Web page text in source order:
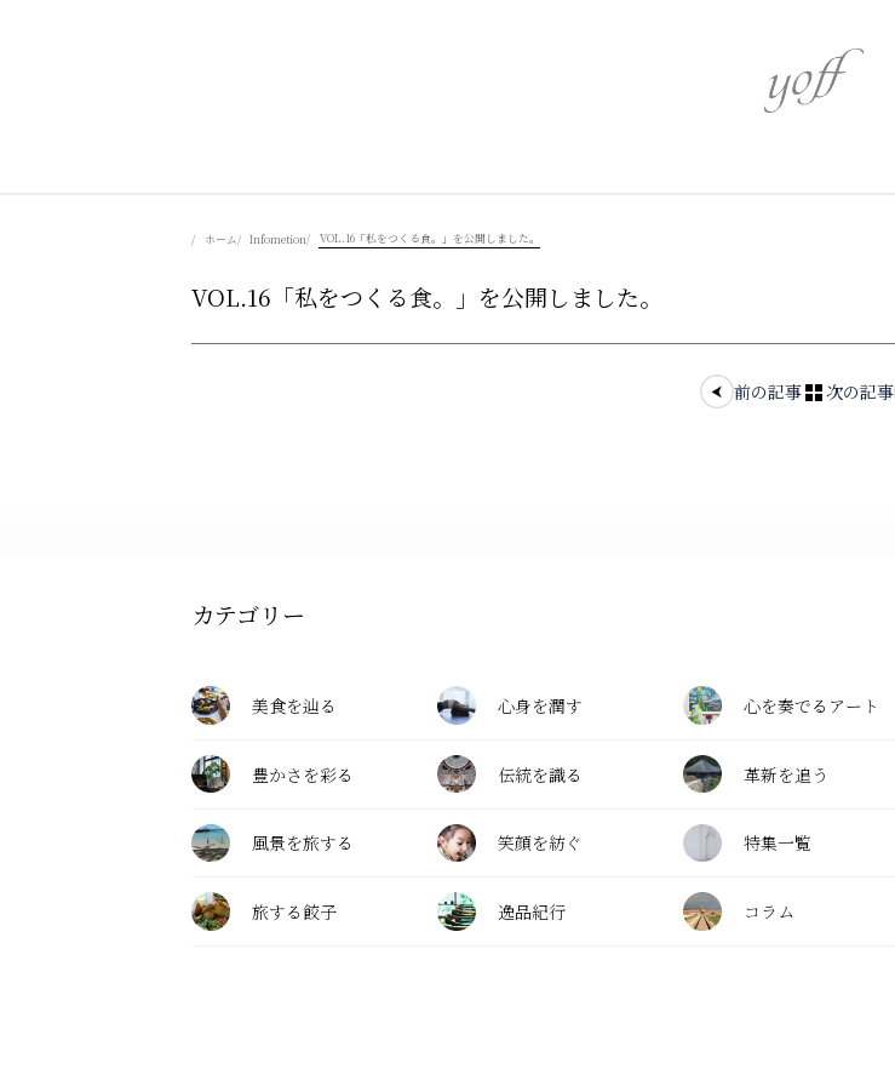
豊かさを彩る
ホーム Infometion VOL.16「私をつくる食。」を公開しました。
VOL.16「私をつくる食。」を公開しました。
前の記事 次の記事
カテゴリー
美食を辿る 心身を潤す 心を奏でるアート
豊かさを彩る 伝統を識る 革新を追う
風景を旅する 笑顔を紡ぐ 特集一覧
旅する餃子 逸品紀行 コラム